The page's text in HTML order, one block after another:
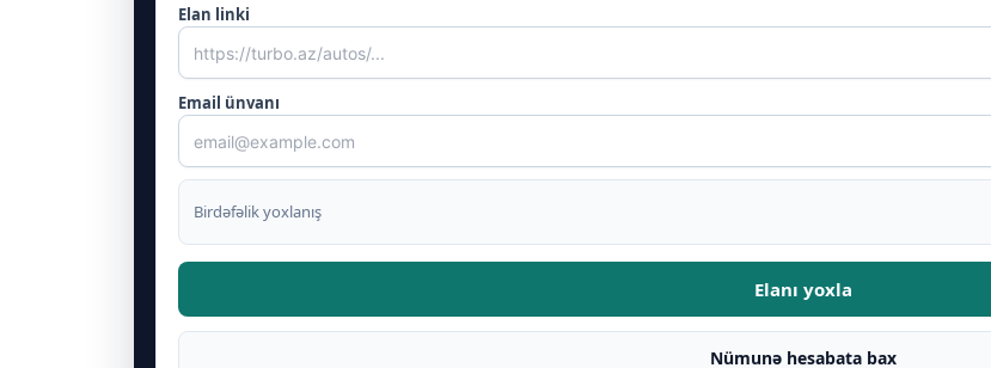
Elan linki
Email ünvanı
Birdəfəlik yoxlanış
Elanı yoxla
Nümunə hesabata bax